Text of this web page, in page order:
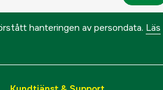
hanteringen av persondata. Läs